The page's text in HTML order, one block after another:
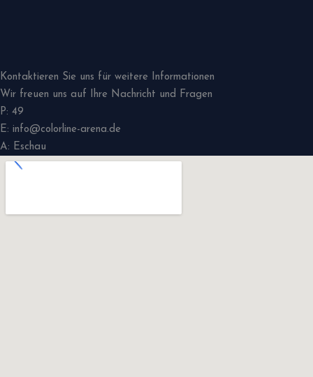
Kontaktieren Sie uns für weitere Informationen
Wir freuen uns auf Ihre Nachricht und Fragen
P: 49
E: info@colorline-arena.de
A: Eschau